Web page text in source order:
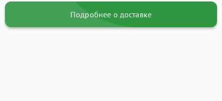
Подробнее о доставке